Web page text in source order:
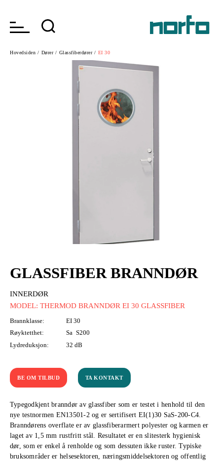
Hovedsiden / Dører / Glassfiberdører / EI 30
GLASSFIBER BRANNDØR
INNERDØR
MODEL: THERMOD BRANNDØR EI 30 GLASSFIBER
Brannklasse:
EI 30
Røyktetthet:
Sa S200
Lydreduksjon:
32 dB
BE OM TILBUD TA KONTAKT
Typegodkjent branndør av glassfiber som er testet i henhold til den
nye testnormen EN13501-2 og er sertifisert EI(1)30 SaS-200-C4.
Branndørens overflate er av glassfiberarmert polyester og karmen er
laget av 1,5 mm rustfritt stål. Resultatet er en slitesterk hygienisk
dør, som er enkel å renholde og som dessuten ikke ruster. Typiske
bruksområder er helsesektoren, næringsmiddelsektoren og offentlig